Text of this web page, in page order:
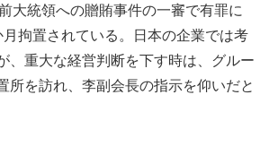
大統領への贈賄事件の一審で有罪に
拘置されている。日本の企業では考
、重大な経営判断を下す時は、グルー
所を訪れ、李副会長の指示を仰いだと